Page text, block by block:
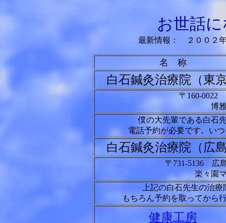
お世話
最新情報： ２００２
名 称
白石鍼灸治療院（東
〒160-0022
博
僕の大先輩である白石
電話予約が必要です。い
白石鍼灸治療院（広
〒731-5136 広
楽々園
上記の白石先生の治
もちろん予約を取ってから
健康工房